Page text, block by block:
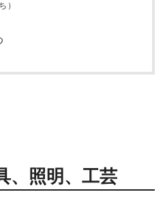
）
、照明、工芸